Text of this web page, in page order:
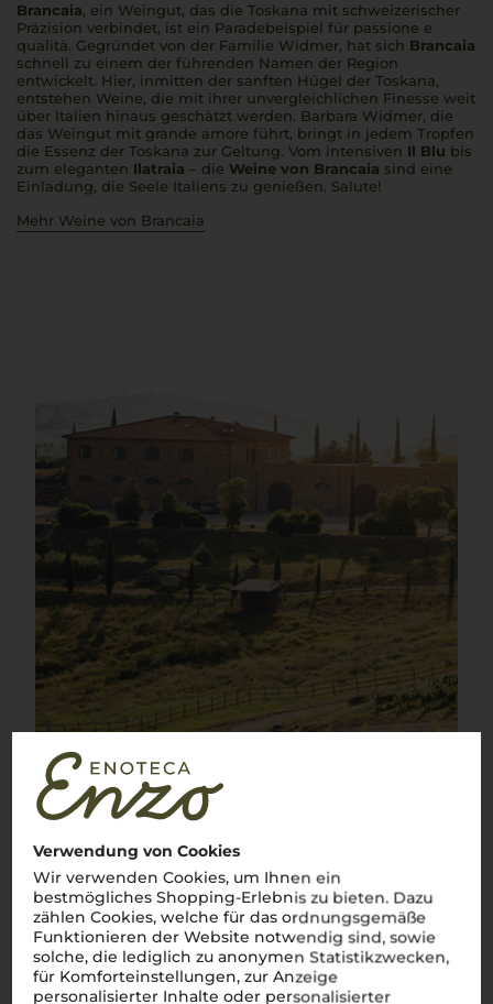
Verwendung von Cookies
Wir verwenden Cookies, um Ihnen ein
bestmögliches Shopping-Erlebnis zu bieten. Dazu
zählen Cookies, welche für das ordnungsgemäße
Funktionieren der Website notwendig sind, sowie
solche, die lediglich zu anonymen Statistikzwecken,
für Komforteinstellungen, zur Anzeige
personalisierter Inhalte oder personalisierter
Brancaia, ein Weingut, das die Toskana mit schweizerischer
Präzision verbindet, ist ein Paradebeispiel für passione e
qualità. Gegründet von der Familie Widmer, hat sich Brancaia
schnell zu einem der führenden Namen der Region
entwickelt. Hier, inmitten der sanften Hügel der Toskana,
entstehen Weine, die mit ihrer unvergleichlichen Finesse weit
über Italien hinaus geschätzt werden. Barbara Widmer, die
das Weingut mit grande amore führt, bringt in jedem Tropfen
die Essenz der Toskana zur Geltung. Vom intensiven Il Blu bis
zum eleganten Ilatraia – die Weine von Brancaia sind eine
Einladung, die Seele Italiens zu genießen. Salute!
Mehr Weine von Brancaia